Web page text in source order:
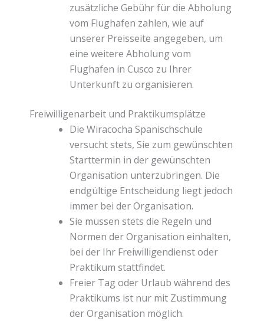
zusätzliche Gebühr für die Abholung
vom Flughafen zahlen, wie auf
unserer Preisseite angegeben, um
eine weitere Abholung vom
Flughafen in Cusco zu Ihrer
Unterkunft zu organisieren.
Freiwilligenarbeit und Praktikumsplätze
Die Wiracocha Spanischschule
versucht stets, Sie zum gewünschten
Starttermin in der gewünschten
Organisation unterzubringen. Die
endgültige Entscheidung liegt jedoch
immer bei der Organisation.
Sie müssen stets die Regeln und
Normen der Organisation einhalten,
bei der Ihr Freiwilligendienst oder
Praktikum stattfindet.
Freier Tag oder Urlaub während des
Praktikums ist nur mit Zustimmung
der Organisation möglich.